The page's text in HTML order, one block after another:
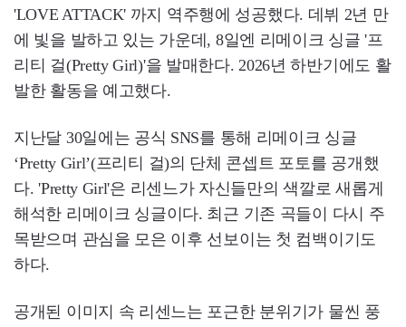
'LOVE ATTACK' 까지 역주행에 성공했다. 데뷔 2년 만
에 빛을 발하고 있는 가운데, 8일엔 리메이크 싱글 '프
리티 걸(Pretty Girl)'을 발매한다. 2026년 하반기에도 활
발한 활동을 예고했다.
지난달 30일에는 공식 SNS를 통해 리메이크 싱글
‘Pretty Girl’(프리티 걸)의 단체 콘셉트 포토를 공개했
다. 'Pretty Girl'은 리센느가 자신들만의 색깔로 새롭게
해석한 리메이크 싱글이다. 최근 기존 곡들이 다시 주
목받으며 관심을 모은 이후 선보이는 첫 컴백이기도
하다.
공개된 이미지 속 리센느는 포근한 분위기가 물씬 풍